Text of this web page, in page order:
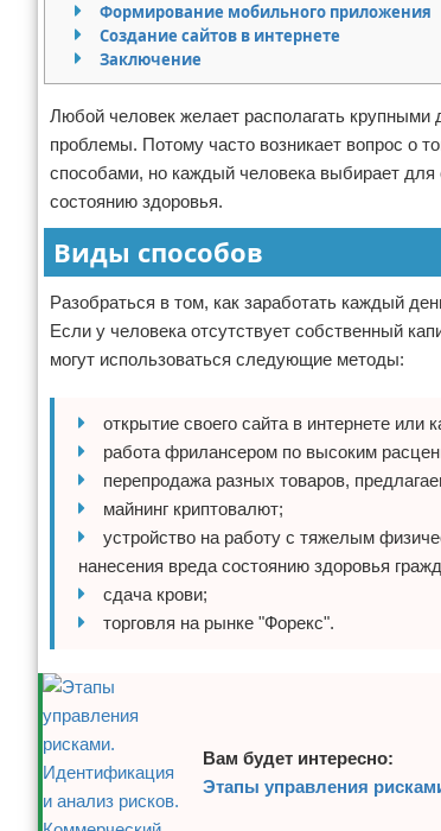
Финансы
Условия предоставления информации
Отказ от ответственности
Формирование мобильного приложения
Создание сайтов в интернете
Заключение
Любой человек желает располагать
проблемы. Потому часто возникает вопрос о
способами, но каждый человека выбирает для
состоянию здоровья.
Виды способов
Разобраться в том, как заработать каждый
Если у человека отсутствует собственный
могут использоваться следующие методы:
открытие своего сайта в интернете или
работа фрилансером по высоким
перепродажа разных товаров,
майнинг криптовалют;
устройство на работу с тяжелым
нанесения вреда состоянию здоровья
сдача крови;
торговля на рынке "Форекс".
Вам будет интересно:
Этапы управления